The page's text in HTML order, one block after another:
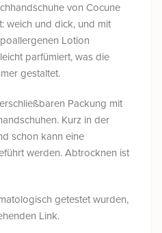
von Cocune
weich und dick, und mit
Lotion
parfümiert, was die
gestaltet.
Packung mit
Kurz in der
schon kann eine
werden. Abtrocknen ist
getestet wurden,
Link.